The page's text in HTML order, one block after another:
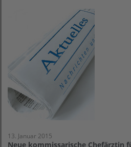
13. Januar 2015
Neue kommissarische Chefärztin